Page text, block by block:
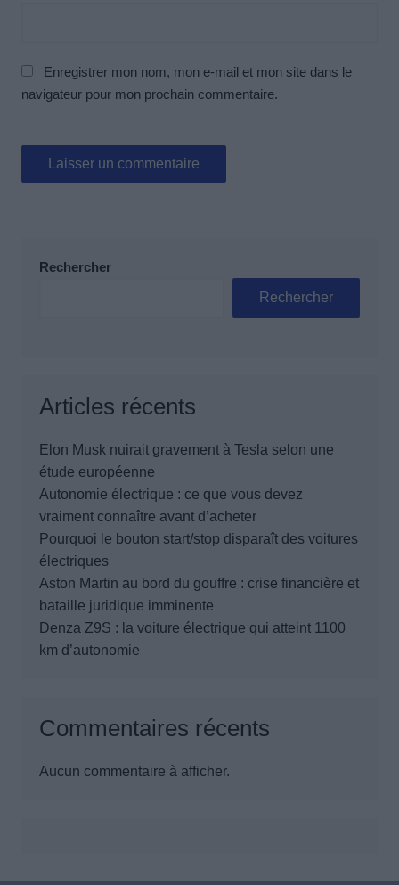
Enregistrer mon nom, mon e-mail et mon site dans le
navigateur pour mon prochain commentaire.
Rechercher
Rechercher
Articles récents
Elon Musk nuirait gravement à Tesla selon une
étude européenne
Autonomie électrique : ce que vous devez
vraiment connaître avant d’acheter
Pourquoi le bouton start/stop disparaît des voitures
électriques
Aston Martin au bord du gouffre : crise financière et
bataille juridique imminente
Denza Z9S : la voiture électrique qui atteint 1100
km d’autonomie
Commentaires récents
Aucun commentaire à afficher.